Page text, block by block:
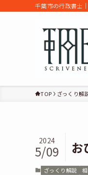
千葉市の行政書士
TOP ざっくり解
お
2024
5/09
ざっくり解説